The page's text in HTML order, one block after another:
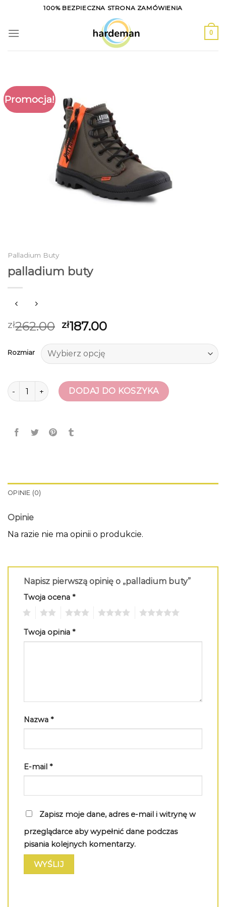
content
100% BEZPIECZNA STRONA ZAMÓWIENIA
0
Promocja!
Palladium Buty
palladium buty
zł262.00 zł187.00
Rozmiar
ilość palladium butyDODAJ DO KOSZYKA
OPINIE (0)
Opinie
Na razie nie ma opinii o produkcie.
Napisz pierwszą opinię o „palladium buty”
Twoja ocena *
Twoja opinia *
Nazwa *
E-mail *
Zapisz moje dane, adres e-mail i witrynę w
przeglądarce aby wypełnić dane podczas
pisania kolejnych komentarzy.